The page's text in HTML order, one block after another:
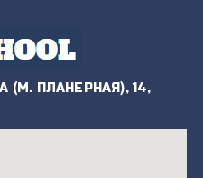
(М. ПЛАНЕРНАЯ), 14,